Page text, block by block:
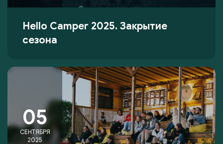
Hello Camper 2025. Закрытие
сезона
05
СЕНТЯБРЯ
2025